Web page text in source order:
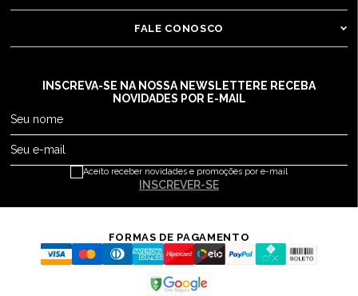
FALE CONOSCO
INSCREVA-SE NA NOSSA NEWSLETTER E RECEBA
NOVIDADES POR E-MAIL
Seu nome
Seu e-mail
INSCREVER-SE
Aceito receber novidades e promoções por e-mail
FORMAS DE PAGAMENTO